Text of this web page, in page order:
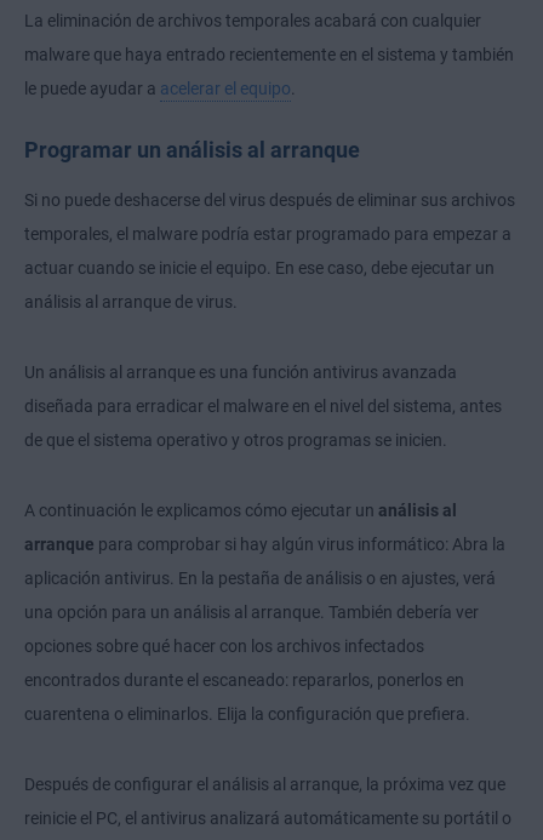
La eliminación de archivos temporales acabará con cualquier
malware que haya entrado recientemente en el sistema y también
le puede ayudar a acelerar el equipo
Programar un análisis al arranque
Si no puede deshacerse del virus después de eliminar sus archivos
temporales, el malware podría estar programado para empezar a
actuar cuando se inicie el equipo. En ese caso, debe ejecutar un
análisis al arranque de virus.
Un análisis al arranque es una función antivirus avanzada
diseñada para erradicar el malware en el nivel del sistema, antes
de que el sistema operativo y otros programas se inicien.
A continuación le explicamos cómo ejecutar un análisis al
arranque para comprobar si hay algún virus informático: Abra la
aplicación antivirus. En la pestaña de análisis o en ajustes, verá
una opción para un análisis al arranque. También debería ver
opciones sobre qué hacer con los archivos infectados
encontrados durante el escaneado: repararlos, ponerlos en
cuarentena o eliminarlos. Elija la configuración que prefiera.
Después de configurar el análisis al arranque, la próxima vez que
reinicie el PC, el antivirus analizará automáticamente su portátil o